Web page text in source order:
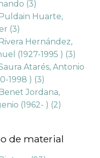
(3)
Huarte,
(3)
Hernández,
(1927-1995 ) (3)
Atarés, Antonio
1998 ) (3)
Jordana,
(1962- ) (2)
de material